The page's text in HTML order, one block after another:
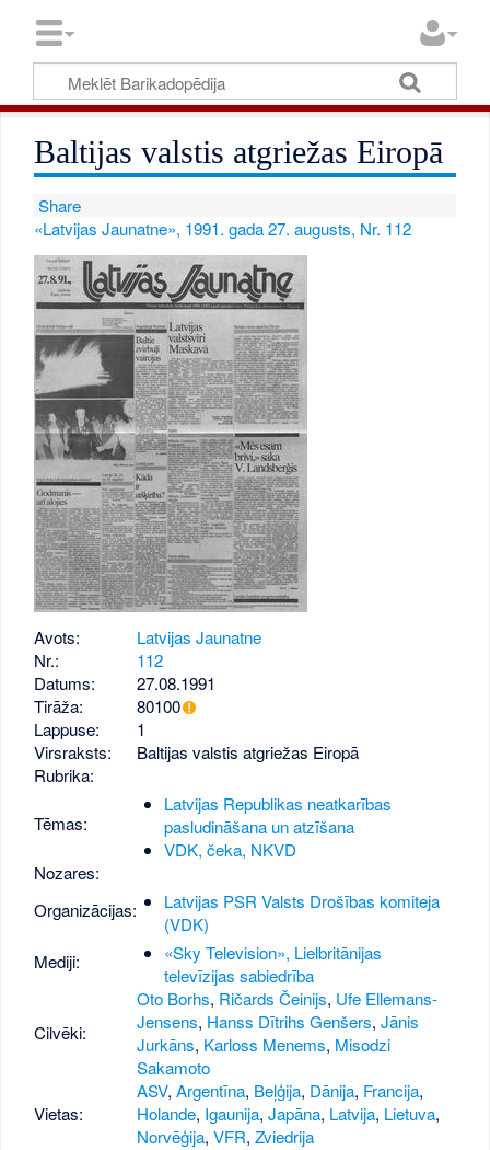
Baltijas valstis atgriežas Eiropā
Share
«Latvijas Jaunatne», 1991. gada 27. augusts, Nr. 112
Avots:
Latvijas Jaunatne
Nr.:
112
Datums:
27.08.1991
Tirāža:
80100
Lappuse:
1
Virsraksts:
Baltijas valstis atgriežas Eiropā
Rubrika:
Tēmas:
Latvijas Republikas neatkarības
pasludināšana un atzīšana
VDK, čeka, NKVD
Nozares:
Organizācijas:
Latvijas PSR Valsts Drošības komiteja
(VDK)
Mediji:
«Sky Television», Lielbritānijas
televīzijas sabiedrība
Cilvēki:
Oto Borhs, Ričards Čeinijs, Ufe Ellemans-
Jensens, Hanss Dītrihs Genšers,Jānis
Jurkāns, Karloss Menems, Misodzi
Sakamoto
Vietas:
ASV,Argentīna, Beļģija, Dānija, Francija,
Holande, Igaunija,Japāna, Latvija, Lietuva,
Norvēģija,VFR,Zviedrija